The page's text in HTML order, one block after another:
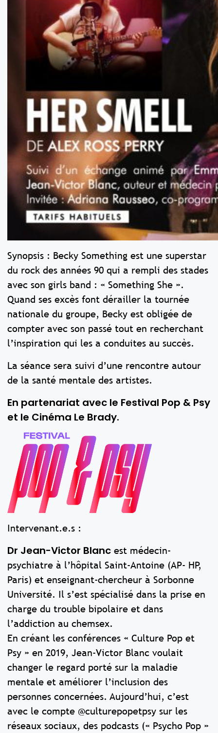
Synopsis : Becky Something est une superstar
du rock des années 90 qui a rempli des stades
avec son girls band : « Something She ».
Quand ses excès font dérailler la tournée
nationale du groupe, Becky est obligée de
compter avec son passé tout en recherchant
l’inspiration qui les a conduites au succès.
La séance sera suivi d’une rencontre autour
de la santé mentale des artistes.
En partenariat avec le Festival Pop & Psy
et le Cinéma Le Brady.
Intervenant.e.s :
Dr Jean-Victor Blanc est médecin-
psychiatre à l’hôpital Saint-Antoine (AP- HP,
Paris) et enseignant-chercheur à Sorbonne
Université. Il s’est spécialisé dans la prise en
charge du trouble bipolaire et dans
l’addiction au chemsex.
En créant les conférences « Culture Pop et
Psy » en 2019, Jean-Victor Blanc voulait
changer le regard porté sur la maladie
mentale et améliorer l’inclusion des
personnes concernées. Aujourd’hui, c’est
avec le compte @culturepopetpsy sur les
réseaux sociaux, des podcasts (« Psycho Pop »